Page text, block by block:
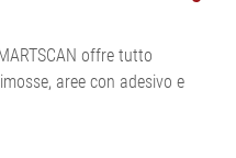
offre tutto
aree con adesivo e